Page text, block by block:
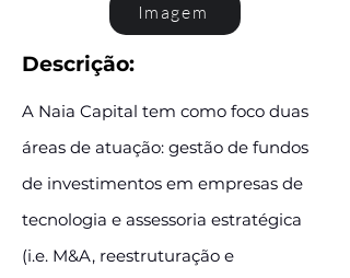
Imagem
Descrição:
A Naia Capital tem como foco duas
áreas de atuação: gestão de fundos
de investimentos em empresas de
tecnologia e assessoria estratégica
(i.e. M&A, reestruturação e